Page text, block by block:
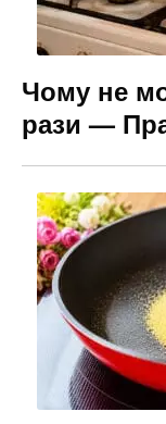
Чому не
рази —